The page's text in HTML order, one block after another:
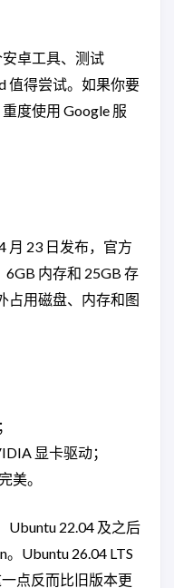
卓工具、测试
值得尝试。如果你要
度使用 Google 服
月 23 日发布，官方
内存和 25GB 存
占用磁盘、内存和图
显卡驱动；
美。
Ubuntu 22.04 及之后
。Ubuntu 26.04 LTS
点反而比旧版本更